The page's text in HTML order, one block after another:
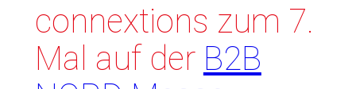
connextions zum 7.
Mal auf der B2B